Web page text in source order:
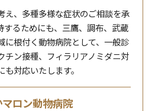
え、多種多様な症状のご相談を承
するためにも、三鷹、調布、武蔵
に根付く動物病院として、一般診
チン接種、フィラリアノミダニ対
対応いたします。
マロン動物病院